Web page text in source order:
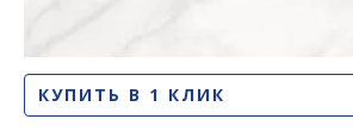
КУПИТЬ В 1 КЛИК